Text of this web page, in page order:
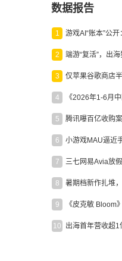
数据报告
1
2
3
4 《2026年1-6月
5
6 小游戏MAU逼近
7
8
9
10